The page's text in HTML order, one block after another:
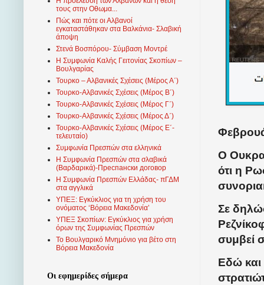
Ο
ότι η
Σε
συμβεί
Εδώ και
τους στην Οθωμα...
Πώς και πότε οι Αλβανοί
εγκαταστάθηκαν στα Βαλκάνια- Σλαβική
άποψη
Στενά Βοσπόρου- Σύμβαση Μοντρέ
Η Συμφωνία Καλής Γειτονίας Σκοπίων –
Βουλγαρίας
Τουρκο – Αλβανικές Σχέσεις (Mέρος Α΄)
Τουρκο-Αλβανικές Σχέσεις (Μέρος Β΄)
Τουρκο-Αλβανικές Σχέσεις (Μέρος Γ΄)
Τουρκο-Αλβανικές Σχέσεις (Μέρος Δ΄)
Τουρκο-Αλβανικές Σχέσεις (Μέρος Ε΄-
τελευταίο)
Συμφωνία Πρεσπών στα ελληνικά
Η Συμφωνία Πρεσπών στα σλαβικά
(Βαρδαρικά)-Преспански договор
Η Συμφωνία Πρεσπών Ελλάδας- πΓΔΜ
στα αγγλικά
ΥΠΕΞ: Εγκύκλιος για τη χρήση του
ονόματος ‘Βόρεια Μακεδονία’
ΥΠΕΞ Σκοπίων: Εγκύκλιος για χρήση
όρων της Συμφωνίας Πρεσπών
Το Βουλγαρικό Μνημόνιο για βέτο στη
Βόρεια Μακεδονία
Οι εφημερίδες σήμερα